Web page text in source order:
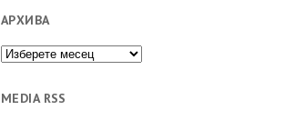
АРХИВА
Архива
MEDIA RSS